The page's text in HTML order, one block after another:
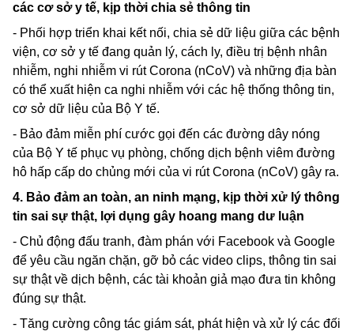
các cơ sở y tế, kịp thời chia sẻ thông tin
- Phối hợp triển khai kết nối, chia sẻ dữ liệu giữa các bệnh
viện, cơ sở y tế đang quản lý, cách ly, điều trị bệnh nhân
nhiễm, nghi nhiễm vi rútCorona (nCoV) và những địa bàn
có thể xuất hiện ca nghi nhiễm với các hệ thống thông tin,
cơ sở dữ liệu của Bộ Y tế.
- Bảo đảm miễn phí cước gọi đến các đường dây nóng
của Bộ Y tế phục vụ phòng, chống dịch bệnh viêm đường
hô hấp cấp do chủng mới của vi rútCorona (nCoV) gây ra.
4. Bảo đảm an toàn, an ninh mạng, kịp thời xử lý thông
tin sai sự thật, lợi dụng gây hoang mang dư luận
- Chủ động đấu tranh, đàm phán với Facebook và Google
để yêu cầu ngăn chặn, gỡ bỏ các video clips, thông tin sai
sự thật về dịch bệnh, các tài khoản giả mạo đưa tin không
đúng sự thật.
- Tăng cường công tác giám sát, phát hiện và xử lý các đối